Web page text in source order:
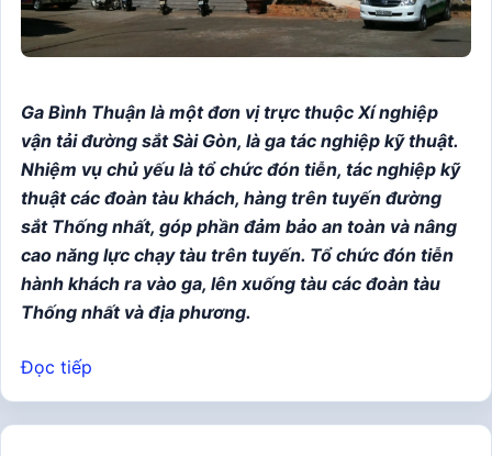
Ga Bình Thuận là một đơn vị trực thuộc Xí nghiệp
vận tải đường sắt Sài Gòn, là ga tác nghiệp kỹ thuật.
Nhiệm vụ chủ yếu là tổ chức đón tiễn, tác nghiệp kỹ
thuật các đoàn tàu khách, hàng trên tuyến đường
sắt Thống nhất, góp phần đảm bảo an toàn và nâng
cao năng lực chạy tàu trên tuyến. Tổ chức đón tiễn
hành khách ra vào ga, lên xuống tàu các đoàn tàu
Thống nhất và địa phương.
Đọc tiếp